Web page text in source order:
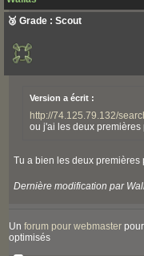
🥉 Grade : Scout
Version a écrit :
http://74.125.79.132/
ou j'ai les deux premières
Tu a bien les deux premières
Dernière modification par
Un forum pour webmaster
optimisés